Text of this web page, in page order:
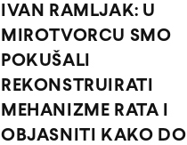
IVAN RAMLJAK: U
MIROTVORCU SMO
POKUŠALI
REKONSTRUIRATI
MEHANIZME RATA I
OBJASNITI KAKO DO